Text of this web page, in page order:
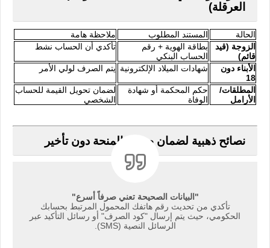
العرقلة)
الحالة المستند المطلوب
ملاحظة هامة
الزوجة (قيد
قائم)
بطاقة الهوية + رقم
الحساب البنكي
تأكدي أن الحساب نشط
الأبناء دون
18
شهادات الميلاد الإلكترونية يتم الصرف لولي الأمر
المطلقات/
الأرامل
حكم المحكمة أو شهادة
الوفاة
لضمان تحويل القيمة للحساب
الشخصي
نصائح ذهبية لضمان صرف المنحة دون تأخير
"البيانات الصحيحة تعني صرفاً أسرع"
تأكدي من تحديث رقم هاتفك المحمول المرتبط بحسابك
الحكومي، حيث يتم إرسال "كود الصرف" أو رسائل التأكيد عبر
الرسائل النصية (SMS).